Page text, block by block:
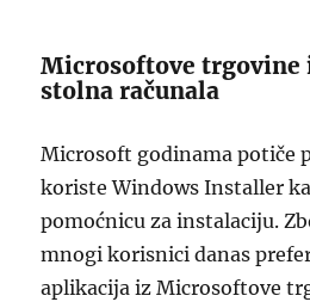
Microsoftove trgovine
stolna računala
Microsoft godinama potiče
koriste Windows Installer
pomoćnicu za instalaciju.
mnogi korisnici danas
aplikacija iz Microsoftove